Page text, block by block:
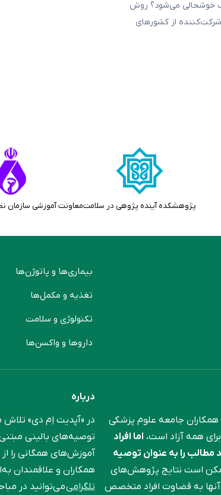
خوشحالی می‌شود؟ روش
از کشورهای
پژوهشکده آینده پژوهی در سلامتمعاونت آموزشی سازمان
بیماری‌ها و پاتوژن‌ها
تغذیه و مکمل‌ها
تکنولوژی و سلامت
دارو‌ها و واکسن‌ها
جامعه علوم ‌پزشکی
همه آزاد است، اما افراد
را به عنوان توصیه
است نتایج پژوهش‌های
آنها به قضاوت افراد متخصص
درباره
در «آپدیت اِم دی» تلاش
توصیه‌های بالینی
آموزش‌های همگانی را از
همکاران و علاقمندان
تلگرامیمی‌توانید در